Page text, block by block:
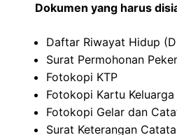
Dokumen yang harus
Daftar Riwayat Hidup
Surat Permohonan
Fotokopi KTP
Fotokopi Kartu Keluarga
Fotokopi Gelar dan
Surat Keterangan